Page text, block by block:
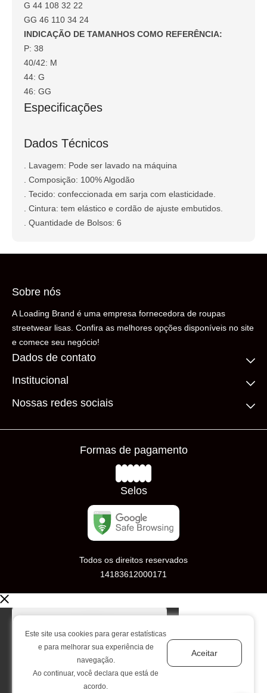
G 44 108 32 22
GG 46 110 34 24
INDICAÇÃO DE TAMANHOS COMO REFERÊNCIA:
P: 38
40/42: M
44: G
46: GG
Especificações
Dados Técnicos
. Lavagem: Pode ser lavado na máquina
. Composição: 100% Algodão
. Tecido: confeccionada em sarja com elasticidade.
. Cintura: tem elástico e cordão de ajuste embutidos.
. Quantidade de Bolsos: 6
Sobre nós
A Loading Brand é uma empresa fornecedora de roupas
streetwear lisas. Confira as melhores opções disponíveis no site
e comece seu negócio!
Dados de contato
(11) 99306-5206
Fale conosco
Institucional
Quem somos
Frete Grátis
Prazos de Entrega
Nossas redes sociais
Formas de pagamento
Selos
Todos os direitos reservados
14183612000171
Este site usa cookies para gerar estatísticas
e para melhorar sua experiência de
navegação.
Ao continuar, você declara que está de
acordo.
Aceitar